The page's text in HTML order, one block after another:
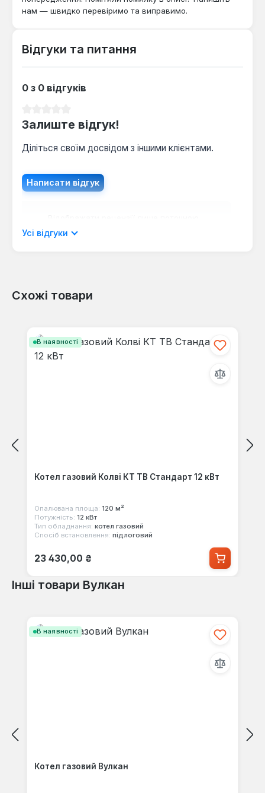
автоматики дозволяє використовувати котел у
тепло та комфорт.
нам — швидко перевіримо та виправимо.
Відгуки та питання
0 з 0 відгуків
Залиште відгук!
Діліться своїм досвідом з іншими клієнтами.
Написати відгук
мовою.
Відгуків не знайдено. Поділіться
Усі відгуки
Схожі товари
В наявності
Котел газовий Колві КТ TB Стандарт 12 кВт
Опалювана площа: 120 м²
Потужність: 12 кВт
Тип обладнання: котел газовий
Спосіб встановлення: підлоговий
Звичайна ціна:
23 430,00 ₴
Інші товари Вулкан
В наявності
Котел газовий Вулкан